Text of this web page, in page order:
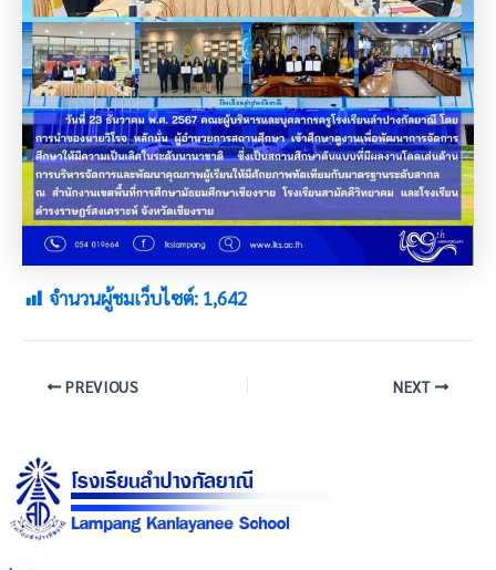
จำนวนผู้ชมเว็บไซต์: 1,642
PREVIOUS NEXT